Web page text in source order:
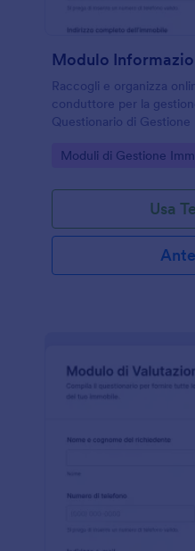
Raccogli e organizza
conduttore per la
Questionario di
di immobili.
Go to Category:
Moduli di Gestione
Usa